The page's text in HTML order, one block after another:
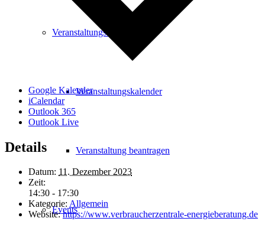
Veranstaltungskalender
Veranstaltungskalender
Veranstaltung beantragen
Events
Google Kalender
iCalendar
Outlook 365
Outlook Live
Details
Datum: 11. Dezember 2023
Zeit:
14:30 - 17:30
Kategorie: Allgemein
Website: https://www.verbraucherzentrale-energieberatung.de